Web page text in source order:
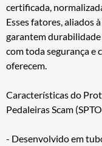
certificada,
Esses fatores, aliados
garantem
com toda segurança e
oferecem.
Características do
Pedaleiras Scam
- Desenvolvido em